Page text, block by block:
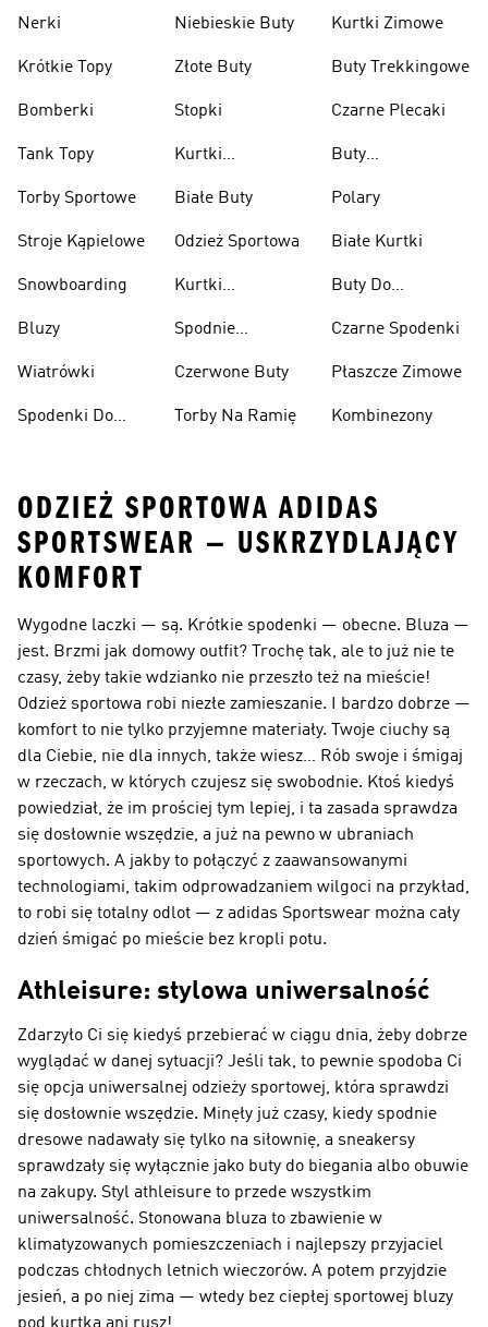
Nerki
Krótkie Topy
Bomberki
Tank Topy
Torby Sportowe
Stroje Kąpielowe
Snowboarding
Bluzy
Wiatrówki
Spodenki Do
Niebieskie Buty
Złote Buty
Stopki
Kurtki
Białe Buty
Odzież Sportowa
Kurtki
Spodnie
Czerwone Buty
Torby Na Ramię
Kurtki Zimowe
Buty Trekkingowe
Czarne Plecaki
Buty
Polary
Białe Kurtki
Buty Do
Czarne Spodenki
Płaszcze Zimowe
Kombinezony
ODZIEŻ SPORTOWA ADIDAS
SPORTSWEAR — USKRZYDLAJĄCY
KOMFORT
Wygodne laczki — są. Krótkie spodenki — obecne. Bluza —
jest. Brzmi jak domowy outfit? Trochę tak, ale to już nie te
czasy, żeby takie wdzianko nie przeszło też na mieście!
Odzież sportowa robi niezłe zamieszanie. I bardzo dobrze —
komfort to nie tylko przyjemne materiały. Twoje ciuchy są
dla Ciebie, nie dla innych, także wiesz… Rób swoje i śmigaj
w rzeczach, w których czujesz się swobodnie. Ktoś kiedyś
powiedział, że im prościej tym lepiej, i ta zasada sprawdza
się dosłownie wszędzie, a już na pewno w ubraniach
sportowych. A jakby to połączyć z zaawansowanymi
technologiami, takim odprowadzaniem wilgoci na przykład,
to robi się totalny odlot — z adidas Sportswear można cały
dzień śmigać po mieście bez kropli potu.
Athleisure: stylowa uniwersalność
Zdarzyło Ci się kiedyś przebierać w ciągu dnia, żeby dobrze
wyglądać w danej sytuacji? Jeśli tak, to pewnie spodoba Ci
się opcja uniwersalnej odzieży sportowej, która sprawdzi
się dosłownie wszędzie. Minęły już czasy, kiedy spodnie
dresowe nadawały się tylko na siłownię, a sneakersy
sprawdzały się wyłącznie jako buty do biegania albo obuwie
na zakupy. Styl athleisure to przede wszystkim
uniwersalność. Stonowana bluza to zbawienie w
klimatyzowanych pomieszczeniach i najlepszy przyjaciel
podczas chłodnych letnich wieczorów. A potem przyjdzie
jesień, a po niej zima — wtedy bez ciepłej sportowej bluzy
pod kurtką ani rusz!